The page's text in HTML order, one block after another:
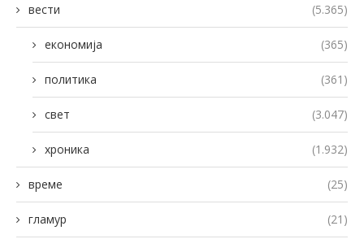
вести (5.365)
економија (365)
политика (361)
свет (3.047)
хроника (1.932)
време (25)
гламур (21)